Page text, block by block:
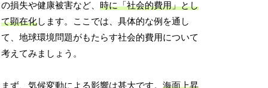
の損失や健康被害など、時に「社会的費用」とし
て顕在化します。ここでは、具体的な例を通し
て、地球環境問題がもたらす社会的費用について
考えてみましょう。
まず、気候変動による影響は甚大です。海面上昇